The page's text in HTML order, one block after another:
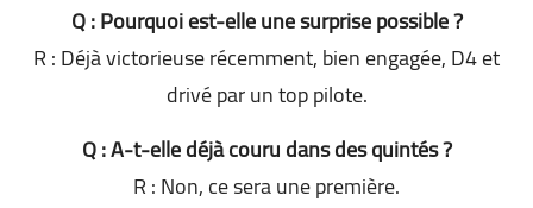
Q : Pourquoi est-elle une surprise possible ?
R : Déjà victorieuse récemment, bien engagée, D4 et
drivé par un top pilote.
Q : A-t-elle déjà couru dans des quintés ?
R : Non, ce sera une première.